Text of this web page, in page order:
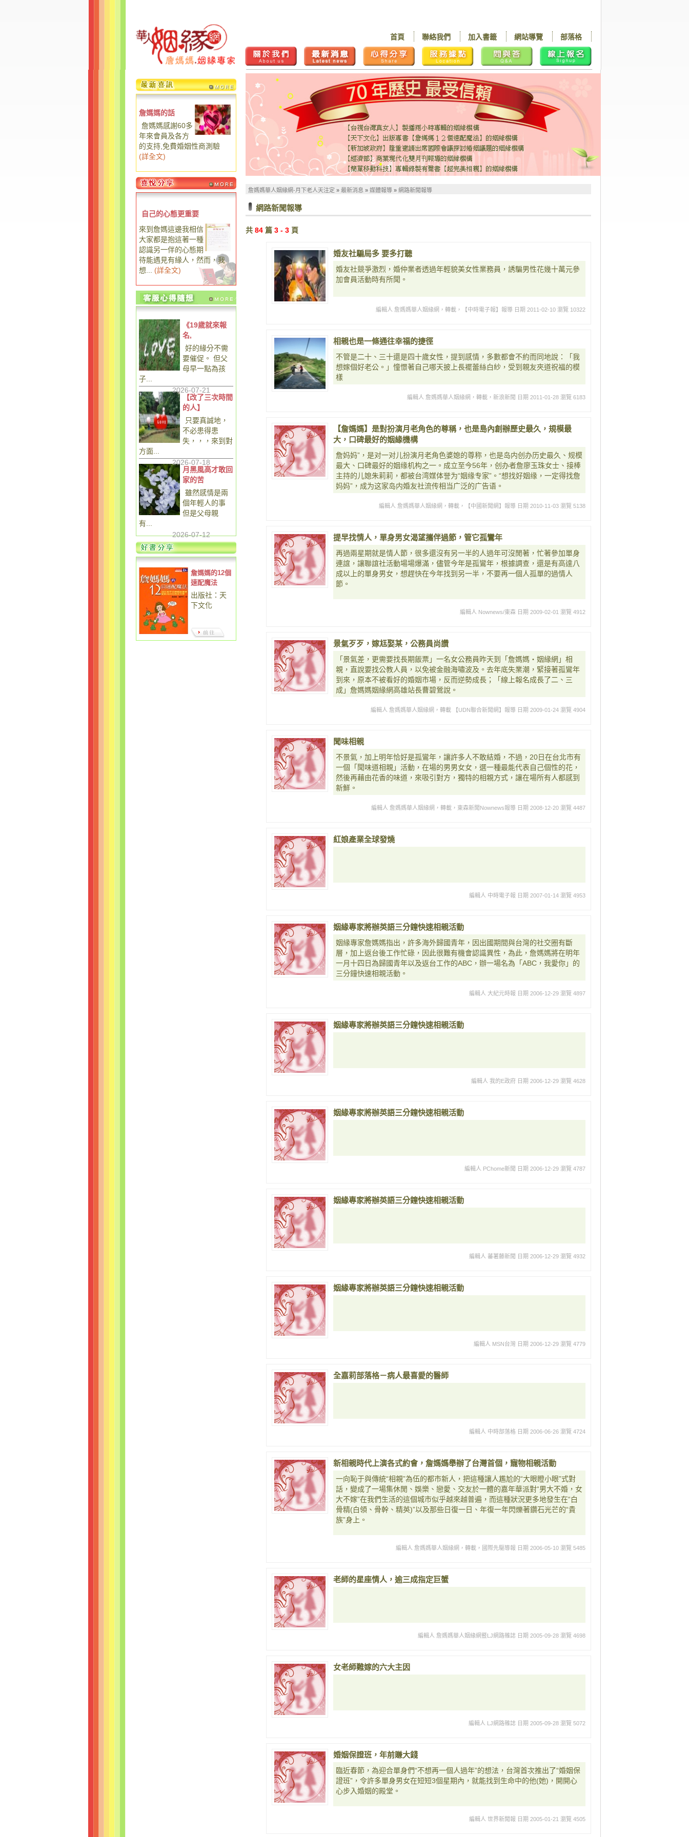
部落格
網站導覽
加入書籤
聯絡我們
首頁
詹媽媽的話
詹媽媽感謝60多
年來會員及各方
的支持,免費婚姻性商測驗
(詳全文)
自己的心態更重要
來到詹媽這邊我相信
大家都是抱這著一種
認識另一伴的心態期
待能遇見有緣人，然而，我
想...
(詳全文)
《19歲就來報
名,
好的緣分不需
要催促。 但父
母早一點為孩
子...
2026-07-21
【改了三次時間
的人】
只要真誠地，
不必患得患
失，，，來到對
方面...
2026-07-18
月黑風高才敢回
家的苦
雖然感情是兩
個年輕人的事
但是父母親
有...
2026-07-12
詹媽媽的12個
速配魔法
出版社：天
下文化
詹媽媽華人姻緣網-月下老人天注定 » 最新消息 » 媒體報導 » 網路新聞報導
網路新聞報導
共 84 篇 3 - 3 頁
婚友社騙局多 要多打聽
婚友社競爭激烈，婚仲業者透過年輕貌美女性業務員，誘騙男性花幾十萬元參
加會員活動時有所聞。
編輯人 詹媽媽華人姻緣網，轉載，【中時電子報】報導 日期 2011-02-10 瀏覽 10322
相親也是一條通往幸福的捷徑
不管是二十、三十還是四十歲女性，提到感情，多數都會不約而同地說：「我
想嫁個好老公。」憧憬著自己哪天披上長襬蕾絲白紗，受到親友夾道祝福的模
樣
編輯人 詹媽媽華人姻緣網，轉載，新浪新聞 日期 2011-01-28 瀏覽 6183
【詹媽媽】是對扮演月老角色的尊稱，也是島內創辦歷史最久，規模最
大，口碑最好的姻緣機構
詹妈妈”，是对一对儿扮演月老角色婆媳的尊称，也是岛内创办历史最久、规模
最大、口碑最好的姻缘机构之一。成立至今56年，创办者詹廖玉珠女士、接棒
主持的儿媳朱莉莉，都被台湾媒体誉为“姻缘专家”。“想找好姻缘，一定得找詹
妈妈”，成为这家岛内婚友社流传相当广泛的广告语。
編輯人 詹媽媽華人姻緣網，轉載，【中國新聞網】報導 日期 2010-11-03 瀏覽 5138
提早找情人，單身男女渴望攜伴過節，管它孤鸞年
再過兩星期就是情人節，很多還沒有另一半的人過年可沒閒著，忙著參加單身
連誼，讓聯誼社活動場場爆滿，儘管今年是孤鸞年，根據調查，還是有高達八
成以上的單身男女，想趕快在今年找到另一半，不要再一個人孤單的過情人
節。
編輯人 Nownews/東森 日期 2009-02-01 瀏覽 4912
景氣歹歹，嫁尪娶某，公務員尚讚
「景氣差，更需要找長期飯票」一名女公務員昨天到「詹媽媽‧姻緣網」相
親，直說要找公教人員，以免被金融海嘯波及。去年底失業潮，緊接著孤鸞年
到來，原本不被看好的婚姻市場，反而逆勢成長；「線上報名成長了二、三
成」詹媽媽姻緣網高雄站長曹碧鶯說。
編輯人 詹媽媽華人姻緣網，轉載 【UDN聯合新聞網】報導 日期 2009-01-24 瀏覽 4904
聞味相親
不景氣，加上明年恰好是孤鸞年，讓許多人不敢結婚，不過，20日在台北市有
一個「聞味道相親」活動，在場的男男女女，選一種最能代表自己個性的花，
然後再藉由花香的味道，來吸引對方，獨特的相親方式，讓在場所有人都感到
新鮮。
編輯人 詹媽媽華人姻緣網，轉載，東森新聞Nownews報導 日期 2008-12-20 瀏覽 4487
紅娘產業全球發燒
編輯人 中時電子報 日期 2007-01-14 瀏覽 4953
姻緣專家將辦英語三分鐘快速相親活動
姻緣專家詹媽媽指出，許多海外歸國青年，因出國期間與台灣的社交圈有斷
層，加上返台後工作忙碌，因此很難有機會認識異性，為此，詹媽媽將在明年
一月十四日為歸國青年以及返台工作的ABC，辦一場名為「ABC，我愛你」的
三分鐘快速相親活動。
編輯人 大紀元時報 日期 2006-12-29 瀏覽 4897
姻緣專家將辦英語三分鐘快速相親活動
編輯人 我的E政府 日期 2006-12-29 瀏覽 4628
姻緣專家將辦英語三分鐘快速相親活動
編輯人 PChome新聞 日期 2006-12-29 瀏覽 4787
姻緣專家將辦英語三分鐘快速相親活動
編輯人 蕃薯藤新聞 日期 2006-12-29 瀏覽 4932
姻緣專家將辦英語三分鐘快速相親活動
編輯人 MSN台灣 日期 2006-12-29 瀏覽 4779
全嘉莉部落格－病人最喜愛的醫師
編輯人 中時部落格 日期 2006-06-26 瀏覽 4724
新相親時代上演各式約會，詹媽媽舉辦了台灣首個，寵物相親活動
一向恥于與傳統“相親”為伍的都市新人，把這種讓人尷尬的“大眼瞪小眼”式對
話，變成了一場集休閒、娛樂、戀愛、交友於一體的嘉年華派對“男大不婚，女
大不嫁”在我們生活的這個城市似乎越來越普遍，而這種狀況更多地發生在“白
骨精(白領、骨幹、精英)”以及那些日復一日、年復一年閃爍著鑽石光芒的“貴
族”身上。
編輯人 詹媽媽華人姻緣網，轉載，國際先驅導報 日期 2006-05-10 瀏覽 5485
老師的星座情人，逾三成指定巨蟹
編輯人 詹媽媽華人姻緣網暨LJ網路雜誌 日期 2005-09-28 瀏覽 4698
女老師難嫁的六大主因
編輯人 LJ網路雜誌 日期 2005-09-28 瀏覽 5072
婚姻保證班，年前賺大錢
臨近春節，為迎合單身們“不想再一個人過年”的想法，台灣首次推出了“婚姻保
證班”，令許多單身男女在短短3個星期內，就能找到生命中的他(她)，開開心
心步入婚姻的殿堂。
編輯人 世界新聞報 日期 2005-01-21 瀏覽 4505